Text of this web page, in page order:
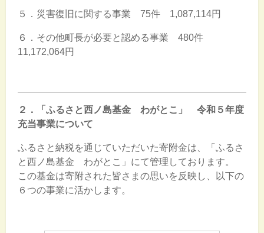
５．災害復旧に関する事業 75件 1,087,114円
６．その他町⾧が必要と認める事業 480件
11,172,064円
２．「ふるさと西ノ島基金 わがとこ」 令和５年度
充当事業について
ふるさと納税を通じていただいた寄附金は、「ふるさ
と西ノ島基金 わがとこ」にて管理しております。
この基金は寄附された皆さまの思いを反映し、以下の
６ つの事業に活かします。